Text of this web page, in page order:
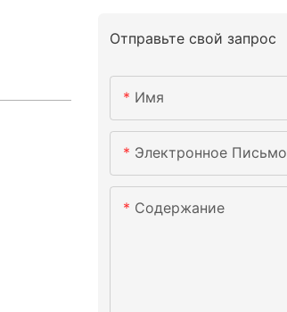
Отправьте свой запрос
Имя
Электронное Письмо
Содержание